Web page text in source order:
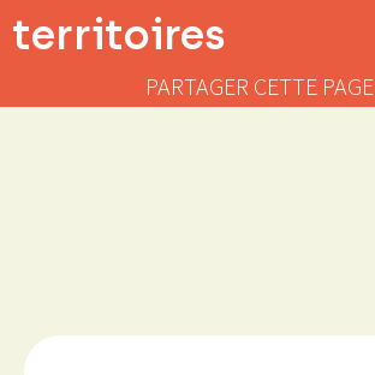
territoires
PARTAGER CETTE PAGE